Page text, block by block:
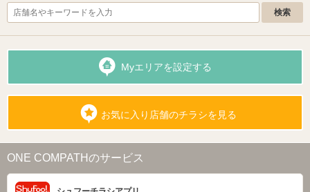
Myエリアを設定する
お気に入り店舗のチラシを見る
ONE COMPATHのサービス